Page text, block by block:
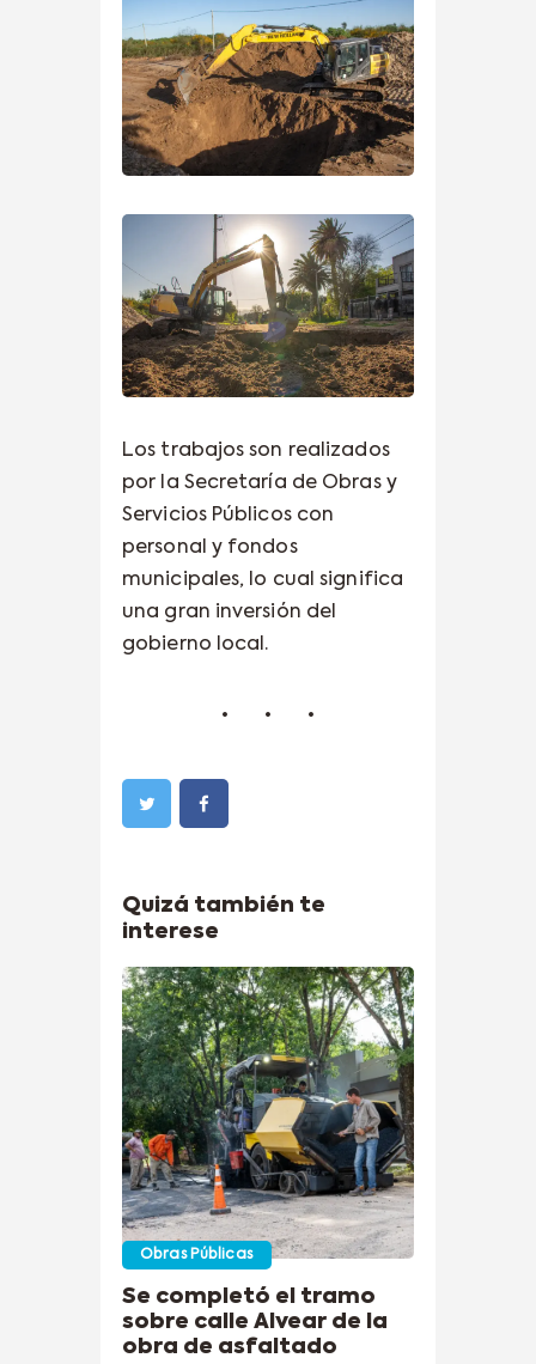
Los trabajos son realizados
por la Secretaría de Obras y
Servicios Públicos con
personal y fondos
municipales, lo cual significa
una gran inversión del
gobierno local.
Quizá también te
interese
Obras Públicas
Se completó el tramo
sobre calle Alvear de la
obra de asfaltado